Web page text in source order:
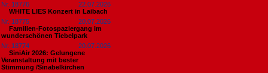
Nr. 18776
22.07.2026
WHITE LIES Konzert in Laibach
Nr. 18775
20.07.2026
Familien-Fotospaziergang im
wunderschönen Tiebelpark
Nr. 18774
20.07.2026
SiniAir 2026: Gelungene
Veranstaltung mit bester
Stimmung /Sinabelkirchen